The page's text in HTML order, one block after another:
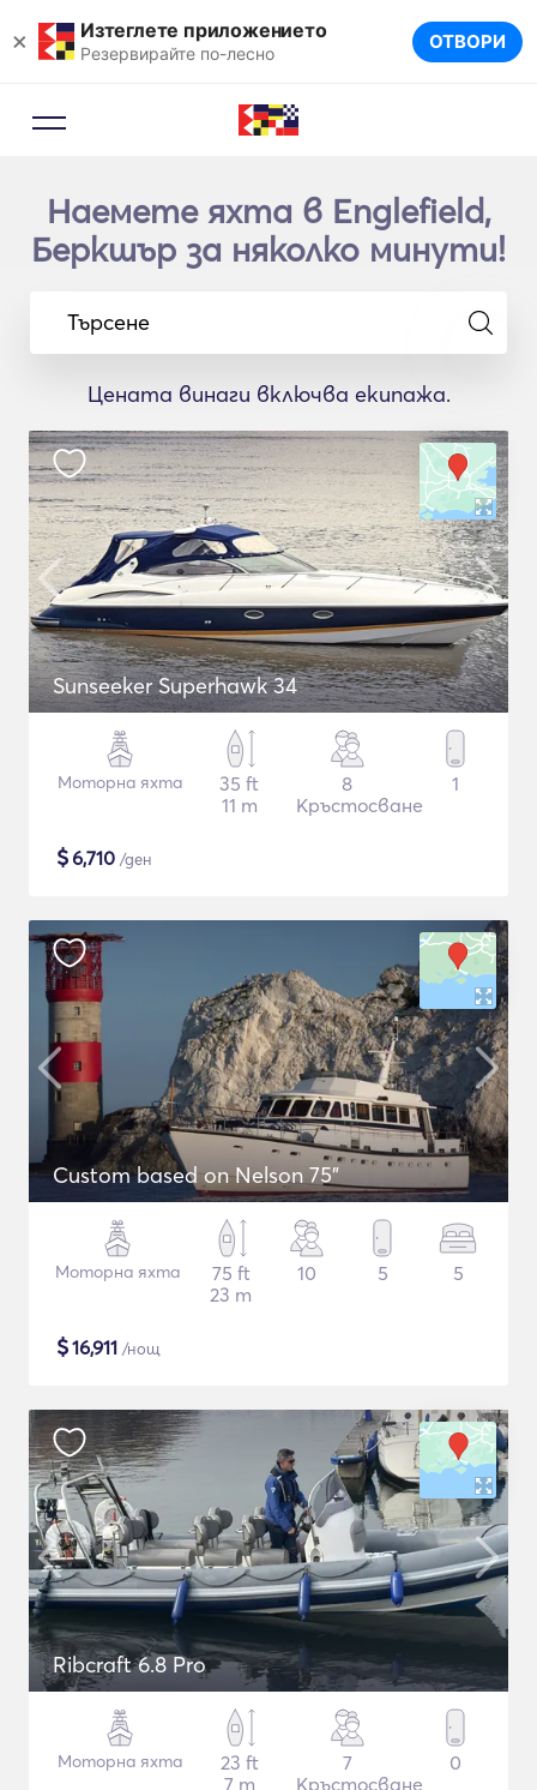
× Изтеглете приложението
Резервирайте по-лесно ОТВОРИ
Наемете яхта в Englefield,
Беркшър за няколко минути!
Търсене
Цената винаги включва екипажа.
Sunseeker Superhawk 34
Моторна яхта
35 ft
11 m
8
Кръстосване
1
$6,710 /ден
Custom based on Nelson 75"
Моторна яхта
75 ft
23 m
10 5 5
$16,911 /нощ
Ribcraft 6.8 Pro
Моторна яхта
23 ft
7 m
7
Кръстосване
0